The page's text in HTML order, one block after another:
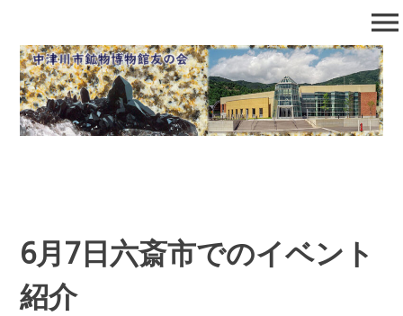
中津川市鉱物博物館友の会
石の博物館で自然となかよくなろう！
menu
6月7日六斎市でのイベント
紹介